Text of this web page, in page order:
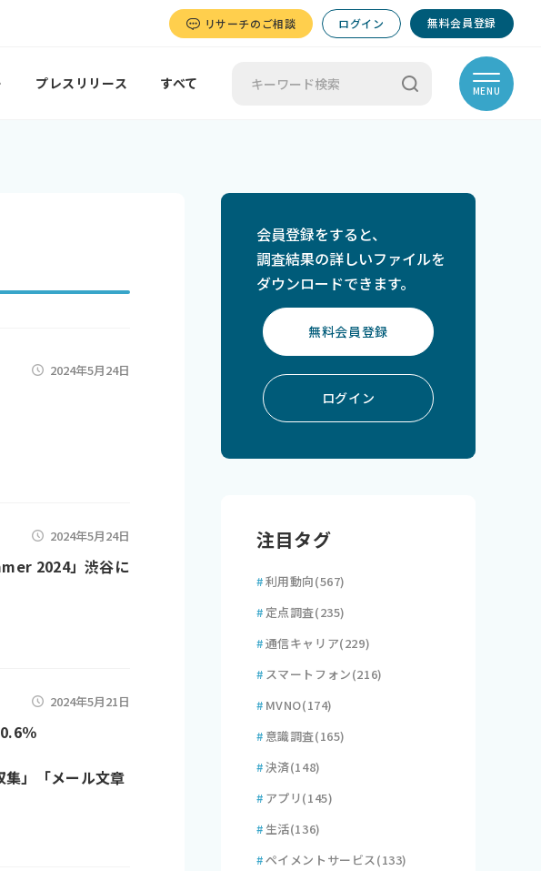
リサーチのご相談 ログイン 無料会員登録
プレスリリース すべて MENU
2024年5月24日
2024年5月24日
2024」渋谷に
2024年5月21日
％
」「メール文章
会員登録をすると、
調査結果の詳しいファイルを
ダウンロードできます。
無料会員登録
ログイン
注目タグ
#利用動向(567)
# 定点調査(235)
#通信キャリア(229)
# スマートフォン(216)
# MVNO(174)
# 意識調査(165)
#決済(148)
# アプリ(145)
# 生活(136)
#ペイメントサービス(133)